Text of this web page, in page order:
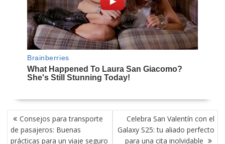
NAVEGACIÓN
DE
ENTRADAS
Consejos para transporte
de pasajeros: Buenas
prácticas para un viaje seguro
Celebra San Valentín con el
Galaxy S25: tu aliado perfecto
para una cita inolvidable